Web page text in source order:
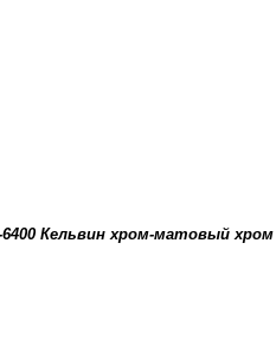
Кельвин хром-матовый